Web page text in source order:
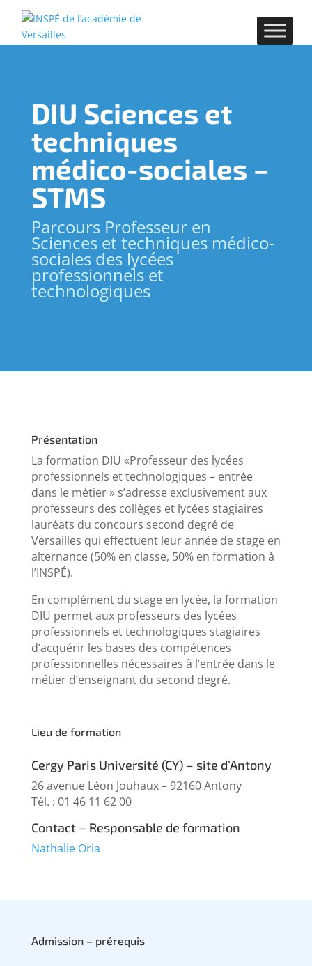
DIU Sciences et
techniques
médico-sociales –
STMS
Parcours Professeur en
Sciences et techniques médico-
sociales des lycées
professionnels et
technologiques
Présentation
La formation DIU «Professeur des lycées
professionnels et technologiques – entrée
dans le métier » s’adresse exclusivement aux
professeurs des collèges et lycées stagiaires
lauréats du concours second degré de
Versailles qui effectuent leur année de stage en
alternance (50% en classe, 50% en formation à
l’INSPÉ).
En complément du stage en lycée, la formation
DIU permet aux professeurs des lycées
professionnels et technologiques stagiaires
d’acquérir les bases des compétences
professionnelles nécessaires à l’entrée dans le
métier d’enseignant du second degré.
Lieu de formation
Cergy Paris Université (CY) – site d’Antony
26 avenue Léon Jouhaux – 92160 Antony
Tél. : 01 46 11 62 00
Contact – Responsable de formation
Nathalie Oria
Admission – prérequis